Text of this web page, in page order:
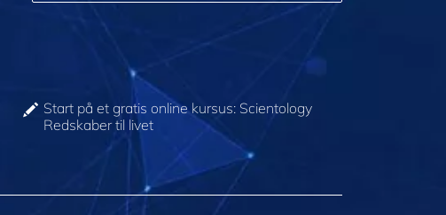
Start på et gratis online kursus: Scientology
Redskaber til livet